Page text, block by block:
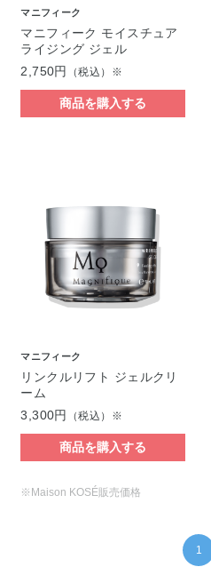
マニフィーク
マニフィーク モイスチュア
ライジング ジェル
2,750円
（税込）※
商品を購入する
マニフィーク
リンクルリフト ジェルクリ
ーム
3,300円
（税込）※
商品を購入する
※Maison KOSÉ販売価格
1